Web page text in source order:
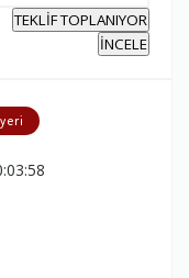
TEKLİF TOPLANIYOR
İNCELE